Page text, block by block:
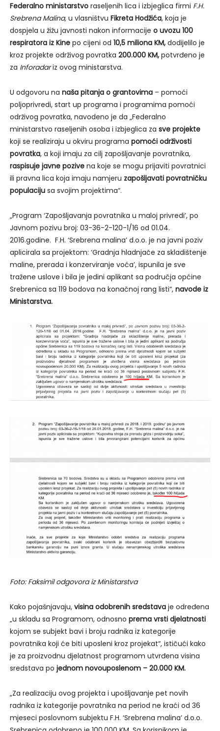
Federalno ministarstvo raseljenih lica i izbjeglica firmi F.H.
Srebrena Malina, u vlasništvu Fikreta Hodžića, koja je
dospjela u žižu javnosti nakon informacije o uvozu 100
respiratora iz Kine po cijeni od 10,5 miliona KM, dodijelilo je
kroz projekte održivog povratka 200.000 KM, potvrđeno je
za Inforadariz ovog ministarstva.
U odgovoru na naša pitanja o grantovima – pomoći
poljoprivredi, start up programa i programima pomoći
održivog povratka, navodeno je da „Federalno
ministarstvo raseljenih osoba i izbjeglica za sve projekte
koji se realiziraju u okviru programa pomoći održivosti
povratka, a koji imaju za cilj zapošljavanje povratnika,
raspisuje javne pozive na koje se mogu prijaviti povratnici
ili pravna lica koja imaju namjeru zapošljavati povratničku
populaciju sa svojim projektima“.
„Program ‘Zapošljavanja povratnika u maloj privredi’, po
Javnom pozivu broj: 03-36-2-120-1/16 od 01.04.
2016.godine. F.H. ‘Srebrena malina’ d.o.o. je na javni poziv
aplicirala sa projektom: ‘Gradnja hladnjače za skladištenje
maline, prerada i konzerviranje voća’, ispunila je sve
tražene uslove i bila je jedini aplikant sa područja općine
Srebrenica sa 119 bodova na konačnoj rang listi“, navode iz
Ministarstva.
Foto: Faksimil odgovora iz Ministarstva
Kako pojašnjavaju, visina odobrenih sredstava je određena
„u skladu sa Programom, odnosno prema vrsti djelatnosti
kojom se subjekt bavi i broju radnika iz kategorije
povratnika koji će biti uposleni kroz projekat“, ističući kako
je za proizvodnu djelatnost programom utvrđena visina
sredstava po jednom novouposlenom – 20.000 KM.
„Za realizaciju ovog projekta i upošljavanje pet novih
radnika iz kategorije povratnika na period ne kraći od 36
mjeseci poslovnom subjektu F.H. ‘Srebrena malina’ d.o.o.